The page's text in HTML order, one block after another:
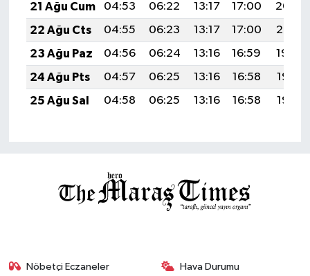
21 Ağu Cum
04:53 06:22 13:17 17:00
20:02
22 Ağu Cts
04:55 06:23 13:17 17:00
20:01
23 Ağu Paz
04:56 06:24 13:16 16:59
19:59
24 Ağu Pts
04:57 06:25 13:16 16:58
19:58
25 Ağu Sal
04:58 06:25 13:16 16:58 19:56
Nöbetçi Eczaneler Hava Durumu